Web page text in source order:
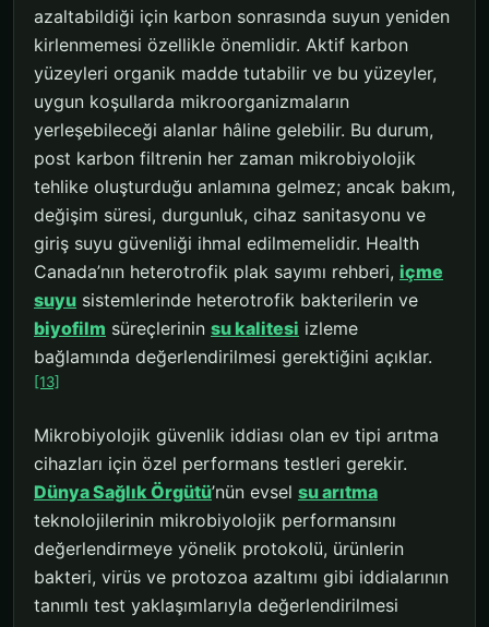
azaltabildiği için karbon sonrasında suyun yeniden
kirlenmemesi özellikle önemlidir. Aktif karbon
yüzeyleri organik madde tutabilir ve bu yüzeyler,
uygun koşullarda mikroorganizmaların
yerleşebileceği alanlar hâline gelebilir. Bu durum,
post karbon filtrenin her zaman mikrobiyolojik
tehlike oluşturduğu anlamına gelmez; ancak bakım,
değişim süresi, durgunluk, cihaz sanitasyonu ve
giriş suyu güvenliği ihmal edilmemelidir. Health
Canada’nın heterotrofik plak sayımı rehberi, içme
suyu sistemlerinde heterotrofik bakterilerin ve
biyofilm süreçlerinin su kalitesi izleme
bağlamında değerlendirilmesi gerektiğini açıklar.
[13]
Mikrobiyolojik güvenlik iddiası olan ev tipi arıtma
cihazları için özel performans testleri gerekir.
Dünya Sağlık Örgütü’nün evsel su arıtma
teknolojilerinin mikrobiyolojik performansını
değerlendirmeye yönelik protokolü, ürünlerin
bakteri, virüs ve protozoa azaltımı gibi iddialarının
tanımlı test yaklaşımlarıyla değerlendirilmesi